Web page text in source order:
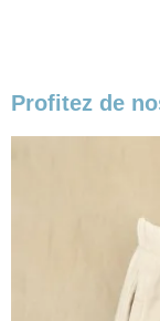
Profitez de